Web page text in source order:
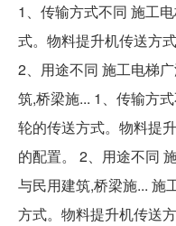
1、传输方式不同 施工
式。物料提升机传送方
2、用途不同 施工电梯
筑,桥梁施... 1、传输方
轮的传送方式。物料提
的配置。 2、用途不同
与民用建筑,桥梁施... 施
方式。物料提升机传送